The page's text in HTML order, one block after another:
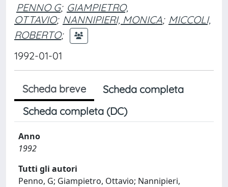
PENNO G; GIAMPIETRO,
OTTAVIO; NANNIPIERI, MONICA; MICCOLI,
ROBERTO;
1992-01-01
Scheda breve
Scheda completa
Scheda completa (DC)
Anno
1992
Tutti gli autori
Penno, G; Giampietro, Ottavio; Nannipieri,